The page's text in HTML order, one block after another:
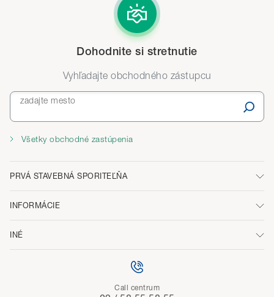
Dohodnite si stretnutie
Vyhľadajte obchodného zástupcu
zadajte mesto
Všetky obchodné zastúpenia
PRVÁ STAVEBNÁ SPORITEĽŇA
INFORMÁCIE
INÉ
Call centrum